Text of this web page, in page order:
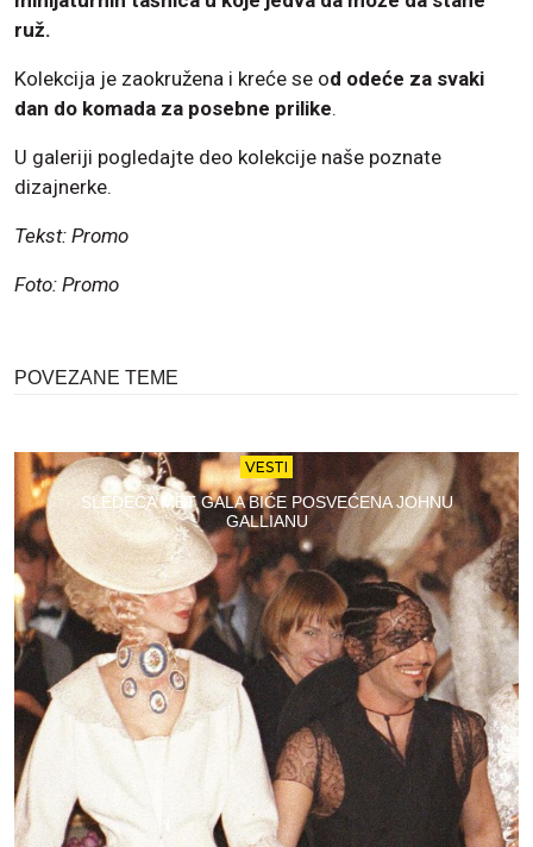
ruž.
Kolekcija je zaokružena i kreće se od odeće za svaki
dan do komada za posebne prilike.
U galeriji pogledajte deo kolekcije naše poznate
dizajnerke.
Tekst: Promo
Foto: Promo
POVEZANE TEME
VESTI
SLEDEĆA MET GALA BIĆE POSVEĆENA JOHNU
GALLIANU